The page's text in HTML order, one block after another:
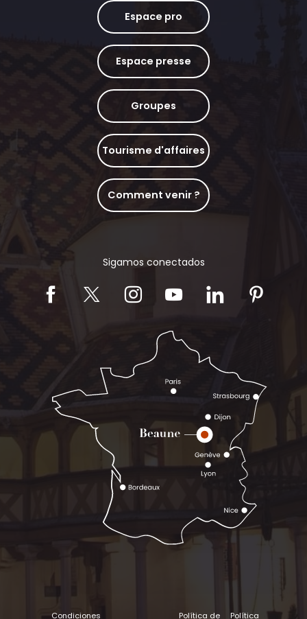
Espace pro
Espace presse
Groupes
Tourisme d'affaires
Comment venir ?
Sigamos conectados
Condiciones Política de Política